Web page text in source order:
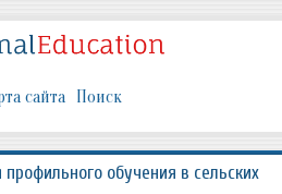
сайта Поиск
обучения в сельских